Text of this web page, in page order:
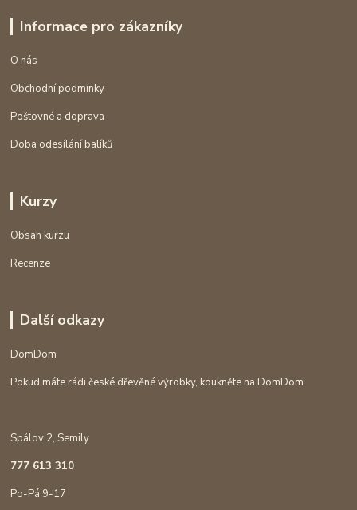
Informace pro zákazníky
O nás
Obchodní podmínky
Poštovné a doprava
Doba odesílání balíků
Kurzy
Obsah kurzu
Recenze
Další odkazy
DomDom
Pokud máte rádi české dřevěné výrobky, koukněte na DomDom
Spálov 2, Semily
777 613 310
Po-Pá 9-17